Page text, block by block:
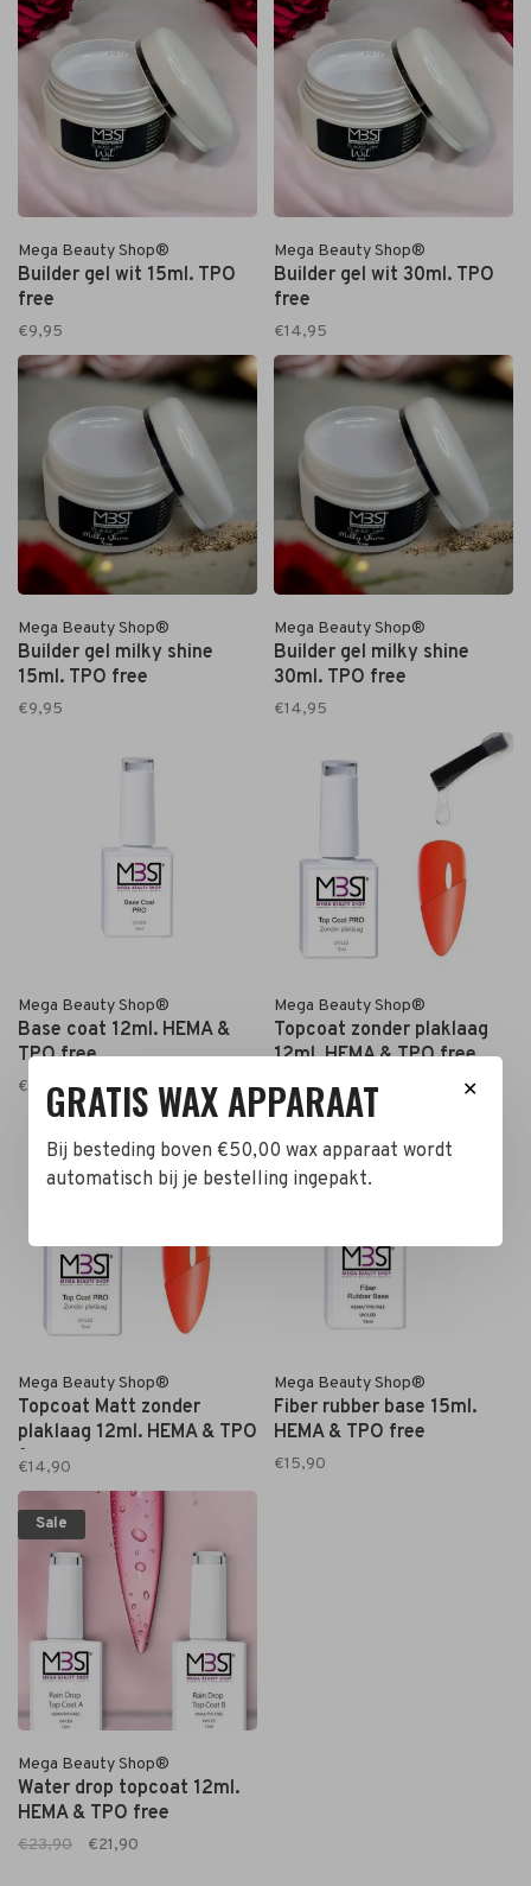
Mega Beauty Shop®
Builder gel wit 15ml. TPO
free
€9,95
Mega Beauty Shop®
Builder gel wit 30ml. TPO
free
€14,95
Mega Beauty Shop®
Builder gel milky shine
15ml. TPO free
€9,95
Mega Beauty Shop®
Builder gel milky shine
30ml. TPO free
€14,95
Mega Beauty Shop®
Base coat 12ml. HEMA &
TPO free
€14,90
Mega Beauty Shop®
Topcoat zonder plaklaag
12ml. HEMA & TPO free
€14,90
Mega Beauty Shop®
Topcoat Matt zonder
plaklaag 12ml. HEMA & TPO
free
€14,90
Mega Beauty Shop®
Fiber rubber base 15ml.
HEMA & TPO free
€15,90
Sale
Mega Beauty Shop®
Water drop topcoat 12ml.
HEMA & TPO free
€23,90 €21,90
✕
GRATIS WAX APPARAAT
Bij besteding boven €50,00 wax apparaat wordt
automatisch bij je bestelling ingepakt.